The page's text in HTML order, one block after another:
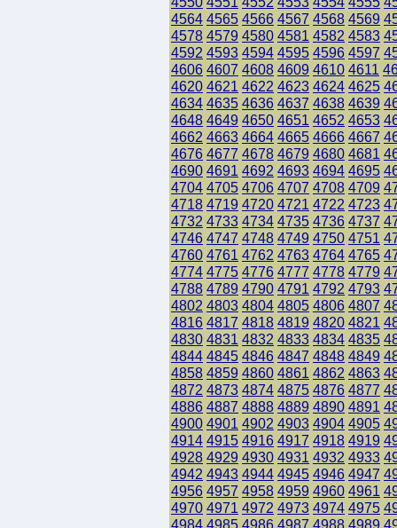
4564 4565 4566 4567 4568 4569
4578 4579 4580 4581 4582 4583
4592 4593 4594 4595 4596 4597
4606 4607 4608 4609 4610 4611
4620 4621 4622 4623 4624 4625
4634 4635 4636 4637 4638 4639
4648 4649 4650 4651 4652 4653
4662 4663 4664 4665 4666 4667
4676 4677 4678 4679 4680 4681
4690 4691 4692 4693 4694 4695
4704 4705 4706 4707 4708 4709
4718 4719 4720 4721 4722 4723
4732 4733 4734 4735 4736 4737
4746 4747 4748 4749 4750 4751
4760 4761 4762 4763 4764 4765
4774 4775 4776 4777 4778 4779
4788 4789 4790 4791 4792 4793
4802 4803 4804 4805 4806 4807
4816 4817 4818 4819 4820 4821
4830 4831 4832 4833 4834 4835
4844 4845 4846 4847 4848 4849
4858 4859 4860 4861 4862 4863
4872 4873 4874 4875 4876 4877
4886 4887 4888 4889 4890 4891
4900 4901 4902 4903 4904 4905
4914 4915 4916 4917 4918 4919
4928 4929 4930 4931 4932 4933
4942 4943 4944 4945 4946 4947
4956 4957 4958 4959 4960 4961
4970 4971 4972 4973 4974 4975
4984 4985 4986 4987 4988 4989